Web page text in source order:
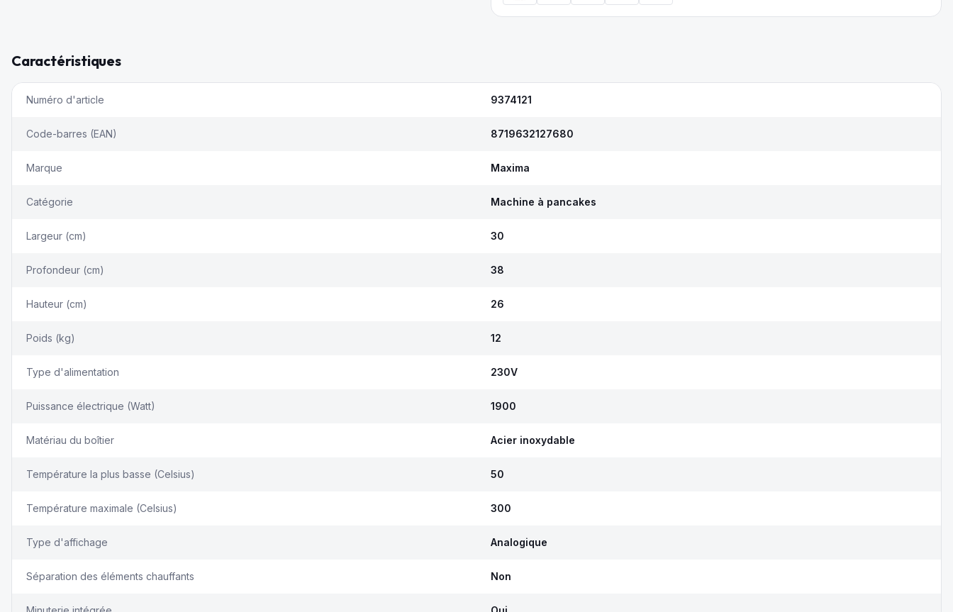
Caractéristiques
Numéro d'article 9374121
Code-barres (EAN) 8719632127680
Marque Maxima
Catégorie Machine à pancakes
Largeur (cm) 30
Profondeur (cm) 38
Hauteur (cm) 26
Poids (kg) 12
Type d'alimentation 230V
Puissance électrique (Watt) 1900
Matériau du boîtier Acier inoxydable
Température la plus basse (Celsius) 50
Température maximale (Celsius) 300
Type d'affichage Analogique
Séparation des éléments chauffants Non